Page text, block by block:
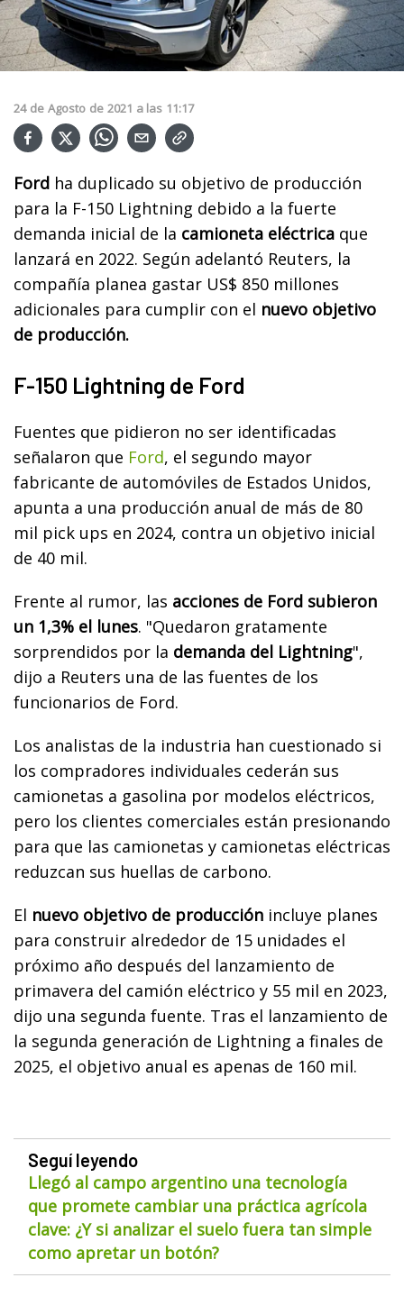
24 de Agosto de 2021 a las 11:17
Ford ha duplicado su objetivo de producción
para la F-150 Lightning debido a la fuerte
demanda inicial de la camioneta eléctrica que
lanzará en 2022. Según adelantó Reuters, la
compañía planea gastar US$ 850 millones
adicionales para cumplir con el nuevo objetivo
de producción.
F-150 Lightning de Ford
Fuentes que pidieron no ser identificadas
señalaron que Ford, el segundo mayor
fabricante de automóviles de Estados Unidos,
apunta a una producción anual de más de 80
mil pick ups en 2024, contra un objetivo inicial
de 40 mil.
Frente al rumor, las acciones de Ford subieron
un 1,3% el lunes. "Quedaron gratamente
sorprendidos por la demanda del Lightning",
dijo a Reuters una de las fuentes de los
funcionarios de Ford.
Los analistas de la industria han cuestionado si
los compradores individuales cederán sus
camionetas a gasolina por modelos eléctricos,
pero los clientes comerciales están presionando
para que las camionetas y camionetas eléctricas
reduzcan sus huellas de carbono.
El nuevo objetivo de producción incluye planes
para construir alrededor de 15 unidades el
próximo año después del lanzamiento de
primavera del camión eléctrico y 55 mil en 2023,
dijo una segunda fuente. Tras el lanzamiento de
la segunda generación de Lightning a finales de
2025, el objetivo anual es apenas de 160 mil.
Seguí leyendo
Llegó al campo argentino una tecnología
que promete cambiar una práctica agrícola
clave: ¿Y si analizar el suelo fuera tan simple
como apretar un botón?